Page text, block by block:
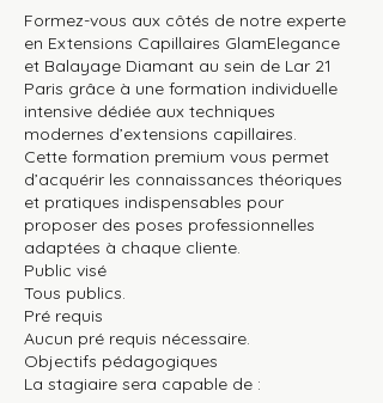
Formez-vous aux côtés de notre experte
en Extensions Capillaires GlamElegance
et Balayage Diamant au sein de Lar 21
Paris grâce à une formation individuelle
intensive dédiée aux techniques
modernes d’extensions capillaires.
Cette formation premium vous permet
d’acquérir les connaissances théoriques
et pratiques indispensables pour
proposer des poses professionnelles
adaptées à chaque cliente.
Public visé
Tous publics.
Pré requis
Aucun pré requis nécessaire.
Objectifs pédagogiques
La stagiaire sera capable de :